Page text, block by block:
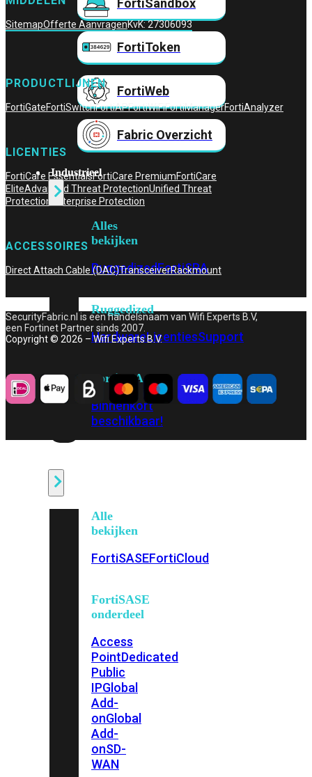
FortiSandbox
FortiToken
FortiWeb
Fabric Overzicht
Industrieel
Alles
bekijken
RuggedizedFortiSRA
Ruggedized
HardwareLicentiesSupport
FortiSRA
Binnenkort
beschikbaar!
Alle
bekijken
FortiSASEFortiCloud
FortiSASE
onderdeel
Access
PointDedicated
Public
IPGlobal
Add-
onGlobal
Add-
onSD-
WAN
SitemapOfferte AanvragenKvK: 27306093
PRODUCTLIJNEN
FortiGateFortiSwitchFortiAPFortiWiFiFortiManagerFortiAnalyzer
LICENTIES
FortiCare EssentialsFortiCare PremiumFortiCare
EliteAdvanced Threat ProtectionUnified Threat
Protection
Enterprise Protection
ACCESSOIRES
Direct Attach Cable (DAC)TransceiverRackmount
SecurityFabric.nl is een handelsnaam van Wifi Experts B.V,
een Fortinet Partner sinds 2007.
Copyright © 2026 – Wifi Experts B.V.